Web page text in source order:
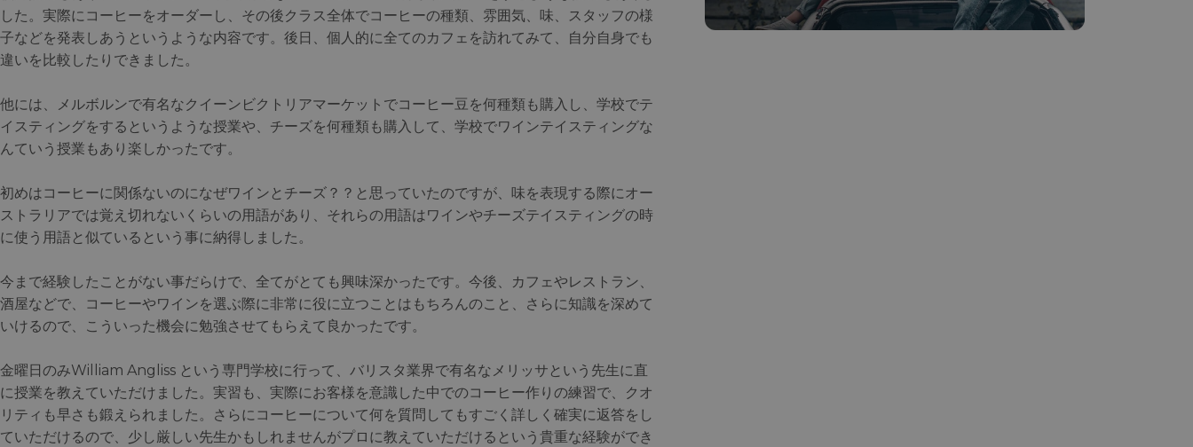
した。実際にコーヒーをオーダーし、その後クラス全体でコーヒーの種類、雰囲気、味、スタッフの様
子などを発表しあうというような内容です。後日、個人的に全てのカフェを訪れてみて、自分自身でも
違いを比較したりできました。
他には、メルボルンで有名なクイーンビクトリアマーケットでコーヒー豆を何種類も購入し、学校でテ
イスティングをするというような授業や、チーズを何種類も購入して、学校でワインテイスティングな
んていう授業もあり楽しかったです。
初めはコーヒーに関係ないのになぜワインとチーズ？？と思っていたのですが、味を表現する際にオー
ストラリアでは覚え切れないくらいの用語があり、それらの用語はワインやチーズテイスティングの時
に使う用語と似ているという事に納得しました。
今まで経験したことがない事だらけで、全てがとても興味深かったです。今後、カフェやレストラン、
酒屋などで、コーヒーやワインを選ぶ際に非常に役に立つことはもちろんのこと、さらに知識を深めて
いけるので、こういった機会に勉強させてもらえて良かったです。
金曜日のみWilliam Angliss という専門学校に行って、バリスタ業界で有名なメリッサという先生に直
に授業を教えていただけました。実習も、実際にお客様を意識した中でのコーヒー作りの練習で、クオ
リティも早さも鍛えられました。さらにコーヒーについて何を質問してもすごく詳しく確実に返答をし
ていただけるので、少し厳しい先生かもしれませんがプロに教えていただけるという貴重な経験ができ